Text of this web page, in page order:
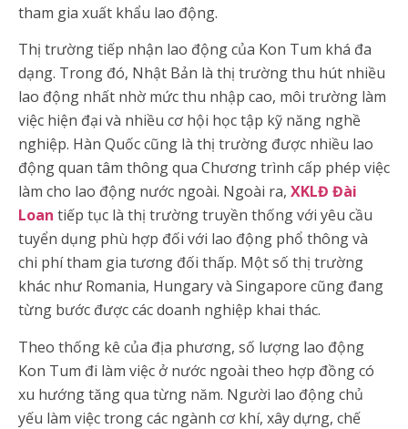
tham gia xuất khẩu lao động.
Thị trường tiếp nhận lao động của Kon Tum khá đa
dạng. Trong đó, Nhật Bản là thị trường thu hút nhiều
lao động nhất nhờ mức thu nhập cao, môi trường làm
việc hiện đại và nhiều cơ hội học tập kỹ năng nghề
nghiệp. Hàn Quốc cũng là thị trường được nhiều lao
động quan tâm thông qua Chương trình cấp phép việc
làm cho lao động nước ngoài. Ngoài ra, XKLĐ Đài
Loan tiếp tục là thị trường truyền thống với yêu cầu
tuyển dụng phù hợp đối với lao động phổ thông và
chi phí tham gia tương đối thấp. Một số thị trường
khác như Romania, Hungary và Singapore cũng đang
từng bước được các doanh nghiệp khai thác.
Theo thống kê của địa phương, số lượng lao động
Kon Tum đi làm việc ở nước ngoài theo hợp đồng có
xu hướng tăng qua từng năm. Người lao động chủ
yếu làm việc trong các ngành cơ khí, xây dựng, chế